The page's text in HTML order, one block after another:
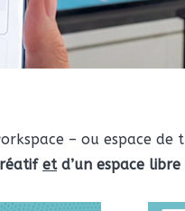
– ou espace de
etd’un espace